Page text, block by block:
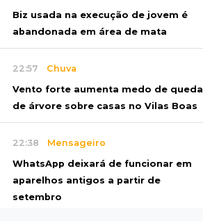
Biz usada na execução de jovem é
abandonada em área de mata
22:57 Chuva
Vento forte aumenta medo de queda
de árvore sobre casas no Vilas Boas
22:38 Mensageiro
WhatsApp deixará de funcionar em
aparelhos antigos a partir de
setembro